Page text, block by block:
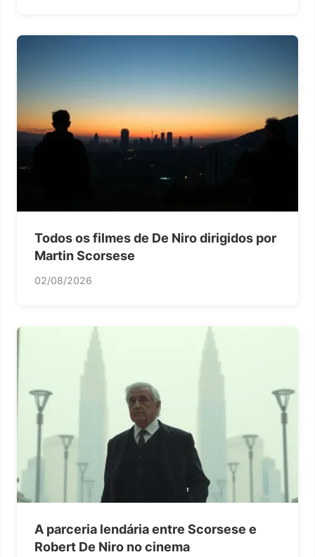
Todos os filmes de De Niro dirigidos por
Martin Scorsese
02/08/2026
A parceria lendária entre Scorsese e
Robert De Niro no cinema